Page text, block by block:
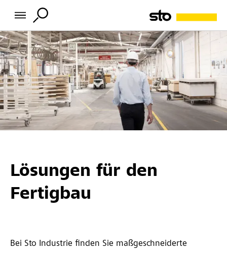
Lösungen für den
Fertigbau
Bei Sto Industrie finden Sie maßgeschneiderte